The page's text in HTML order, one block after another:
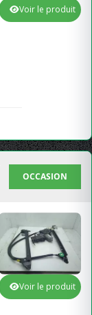
Voir le produit
OCCASION
Voir le produit